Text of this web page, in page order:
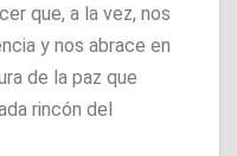
que, a la vez, nos
y nos abrace en
de la paz que
rincón del